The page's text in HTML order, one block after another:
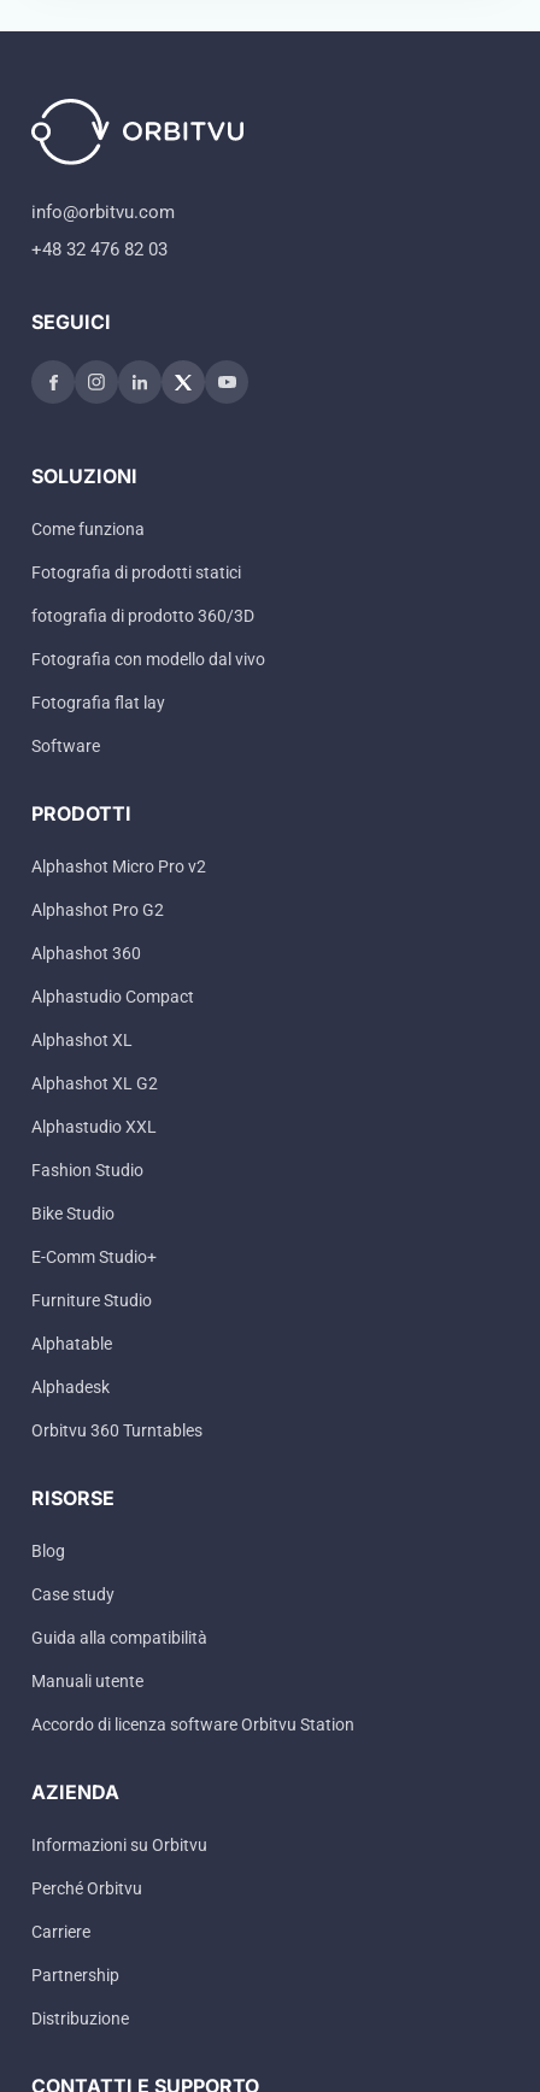
info@orbitvu.com
+48 32 476 82 03
SEGUICI
SOLUZIONI
Come funziona
Fotografia di prodotti statici
fotografia di prodotto 360/3D
Fotografia con modello dal vivo
Fotografia flat lay
Software
PRODOTTI
Alphashot Micro Pro v2
Alphashot Pro G2
Alphashot 360
Alphastudio Compact
Alphashot XL
Alphashot XL G2
Alphastudio XXL
Fashion Studio
Bike Studio
E-Comm Studio+
Furniture Studio
Alphatable
Alphadesk
Orbitvu 360 Turntables
RISORSE
Blog
Case study
Guida alla compatibilità
Manuali utente
Accordo di licenza software Orbitvu Station
AZIENDA
Informazioni su Orbitvu
Perché Orbitvu
Carriere
Partnership
Distribuzione
CONTATTI E SUPPORTO